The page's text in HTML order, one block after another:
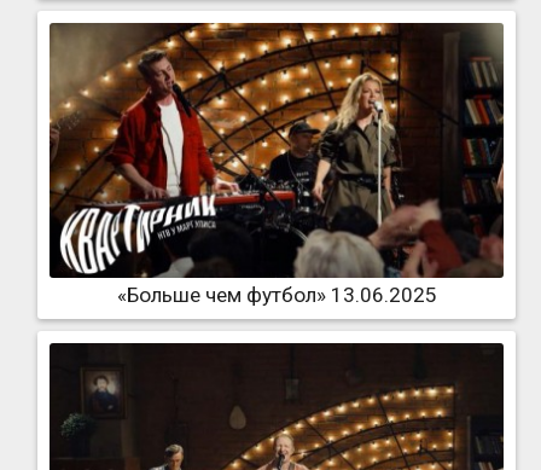
«Больше чем футбол» 13.06.2025